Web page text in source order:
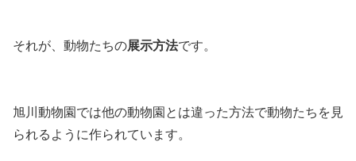
それが、動物たちの展示方法です。
旭川動物園では他の動物園とは違った方法で動物たちを見
られるように作られています。